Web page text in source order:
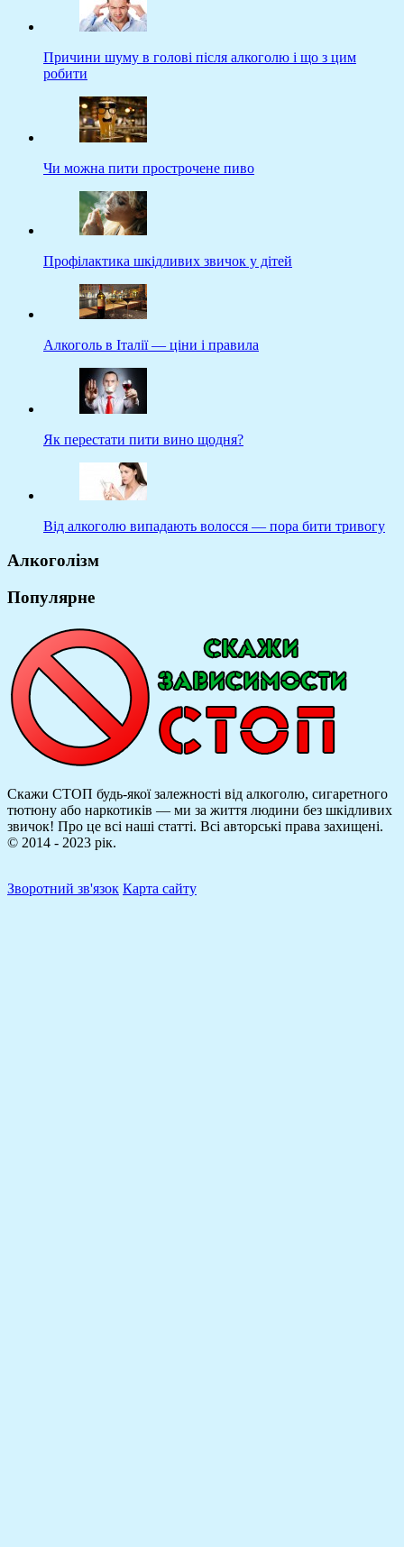
Причини шуму в голові після алкоголю і що з цим
робити
Чи можна пити прострочене пиво
Профілактика шкідливих звичок у дітей
Алкоголь в Італії — ціни і правила
Як перестати пити вино щодня?
Від алкоголю випадають волосся — пора бити тривогу
Алкоголізм
Популярне
Скажи СТОП будь-якої залежності від алкоголю, сигаретного
тютюну або наркотиків — ми за життя людини без шкідливих
звичок! Про це всі наші статті. Всі авторські права захищені.
© 2014 - 2023 рік.
Зворотний зв'язок Карта сайту